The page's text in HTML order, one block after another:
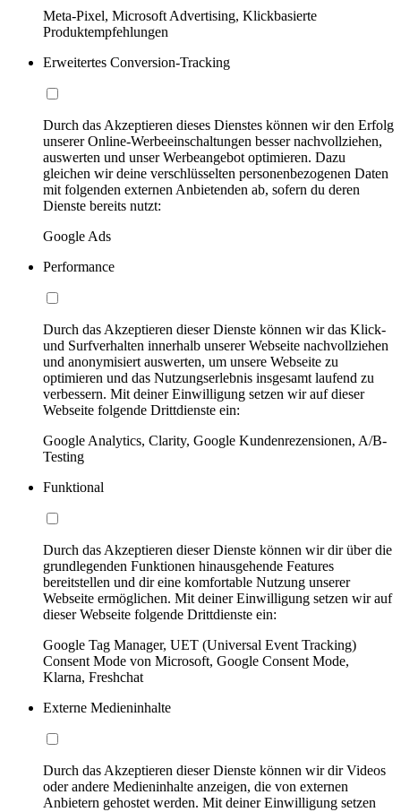
Meta-Pixel, Microsoft Advertising, Klickbasierte
Produktempfehlungen
Erweitertes Conversion-Tracking
Durch das Akzeptieren dieses Dienstes können wir den Erfolg
unserer Online-Werbeeinschaltungen besser nachvollziehen,
auswerten und unser Werbeangebot optimieren. Dazu
gleichen wir deine verschlüsselten personenbezogenen Daten
mit folgenden externen Anbietenden ab, sofern du deren
Dienste bereits nutzt:
Google Ads
Performance
Durch das Akzeptieren dieser Dienste können wir das Klick-
und Surfverhalten innerhalb unserer Webseite nachvollziehen
und anonymisiert auswerten, um unsere Webseite zu
optimieren und das Nutzungserlebnis insgesamt laufend zu
verbessern. Mit deiner Einwilligung setzen wir auf dieser
Webseite folgende Drittdienste ein:
Google Analytics, Clarity, Google Kundenrezensionen, A/B-
Testing
Funktional
Durch das Akzeptieren dieser Dienste können wir dir über die
grundlegenden Funktionen hinausgehende Features
bereitstellen und dir eine komfortable Nutzung unserer
Webseite ermöglichen. Mit deiner Einwilligung setzen wir auf
dieser Webseite folgende Drittdienste ein:
Google Tag Manager, UET (Universal Event Tracking)
Consent Mode von Microsoft, Google Consent Mode,
Klarna, Freshchat
Externe Medieninhalte
Durch das Akzeptieren dieser Dienste können wir dir Videos
oder andere Medieninhalte anzeigen, die von externen
Anbietern gehostet werden. Mit deiner Einwilligung setzen